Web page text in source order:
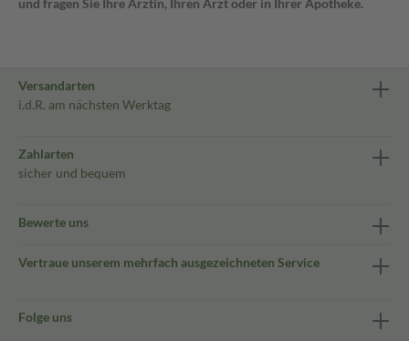
und fragen Sie Ihre Ärztin, Ihren Arzt oder in Ihrer Apotheke.
Versandarten
i.d.R. am nächsten Werktag
Zahlarten
sicher und bequem
Bewerte uns
Vertraue unserem mehrfach ausgezeichneten Service
Folge uns